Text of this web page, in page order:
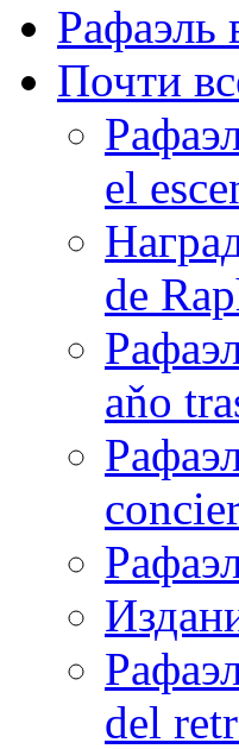
Рафаэль
Почти
el
de
aňo
del